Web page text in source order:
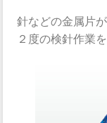
針などの金属片
２度の検針作業